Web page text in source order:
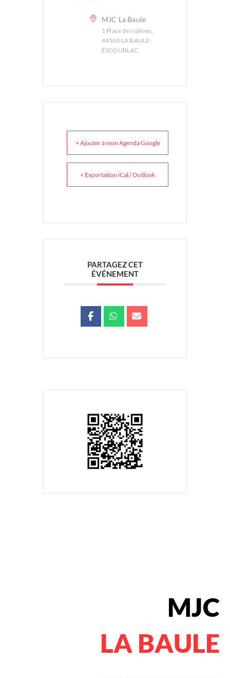
MJC La Baule
1 Place des salines,
44500 LA BAULE-
ESCOUBLAC
+ Ajouter à mon Agenda Google
+ Exportation iCal / Outlook
PARTAGEZ CET
ÉVÉNEMENT
MJC
LA BAULE